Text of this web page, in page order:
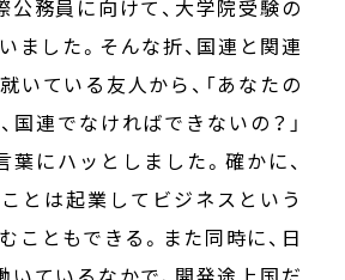
公務員に向けて、大学院受験の
ました。そんな折、国連と関連
いている友人から、「あなたの
国連でなければできないの？」
葉にハッとしました。確かに、
とは起業してビジネスという
こともできる。また同時に、日